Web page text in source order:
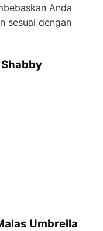
Anda
sesuai dengan
Umbrella